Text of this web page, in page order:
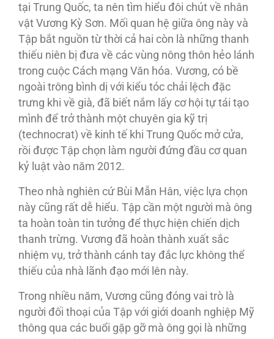
tại Trung Quốc, ta nên tìm hiểu đôi chút về nhân
vật Vương Kỳ Sơn. Mối quan hệ giữa ông này và
Tập bắt nguồn từ thời cả hai còn là những thanh
thiếu niên bị đưa về các vùng nông thôn hẻo lánh
trong cuộc Cách mạng Văn hóa. Vương, có bề
ngoài trông bình dị với kiểu tóc chải lệch đặc
trưng khi về già, đã biết nắm lấy cơ hội tự tái tạo
mình để trở thành một chuyên gia kỹ trị
(technocrat) về kinh tế khi Trung Quốc mở cửa,
rồi được Tập chọn làm người đứng đầu cơ quan
kỷ luật vào năm 2012.
Theo nhà nghiên cứ Bùi Mẫn Hân, việc lựa chọn
này cũng rất dễ hiểu. Tập cần một người mà ông
ta hoàn toàn tin tưởng để thực hiện chiến dịch
thanh trừng. Vương đã hoàn thành xuất sắc
nhiệm vụ, trở thành cánh tay đắc lực không thể
thiếu của nhà lãnh đạo mới lên này.
Trong nhiều năm, Vương cũng đóng vai trò là
người đối thoại của Tập với giới doanh nghiệp Mỹ
thông qua các buổi gặp gỡ mà ông gọi là những